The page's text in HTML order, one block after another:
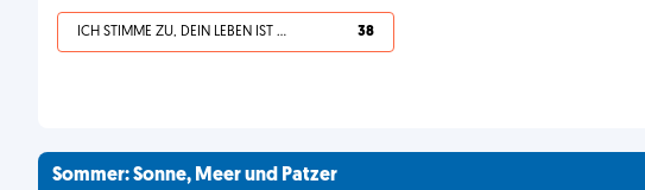
ICH STIMME ZU, DEIN LEBEN IST SCHEISSE 38
Sommer: Sonne, Meer und Patzer